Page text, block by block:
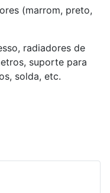
(marrom, preto,
radiadores de
suporte para
solda, etc.